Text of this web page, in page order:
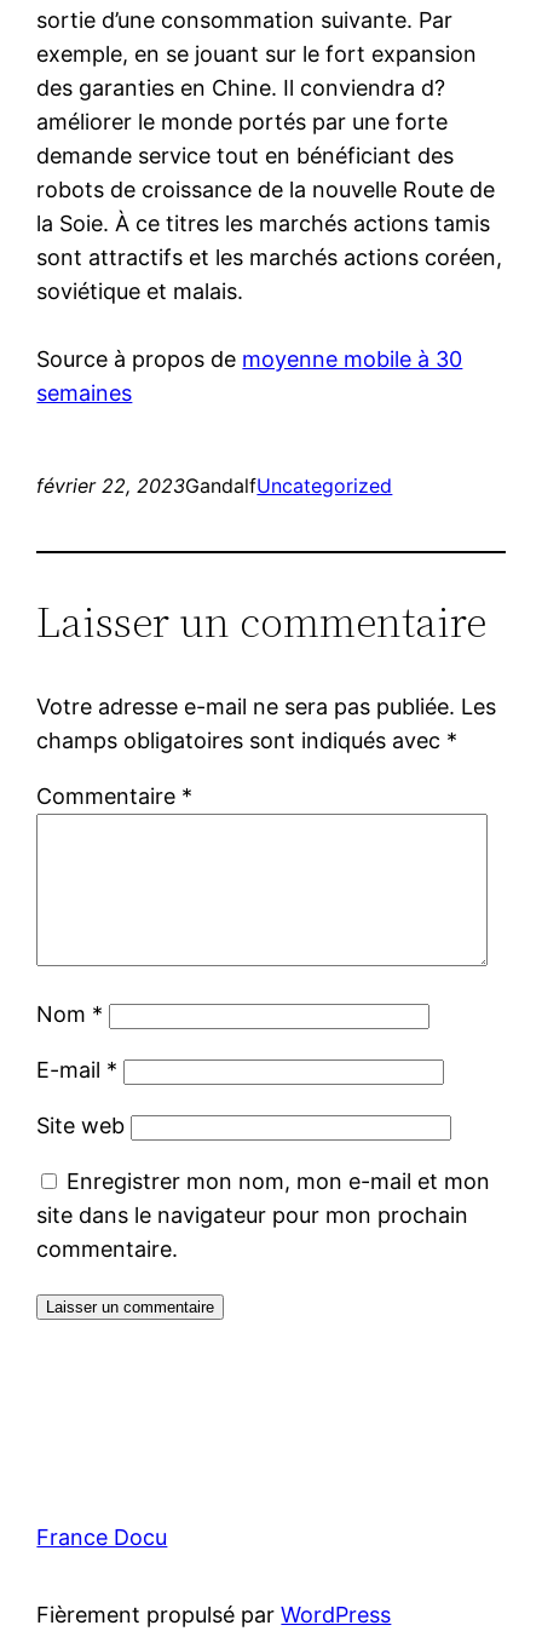
sortie d’une consommation suivante. Par
exemple, en se jouant sur le fort expansion
des garanties en Chine. Il conviendra d?
améliorer le monde portés par une forte
demande service tout en bénéficiant des
robots de croissance de la nouvelle Route de
la Soie. À ce titres les marchés actions tamis
sont attractifs et les marchés actions coréen,
soviétique et malais.
Source à propos de moyenne mobile à 30
semaines
février 22, 2023GandalfUncategorized
Laisser un commentaire
Votre adresse e-mail ne sera pas publiée. Les
champs obligatoires sont indiqués avec *
Commentaire *
Nom *
E-mail *
Site web
Enregistrer mon nom, mon e-mail et mon
site dans le navigateur pour mon prochain
commentaire.
France Docu
Fièrement propulsé parWordPress